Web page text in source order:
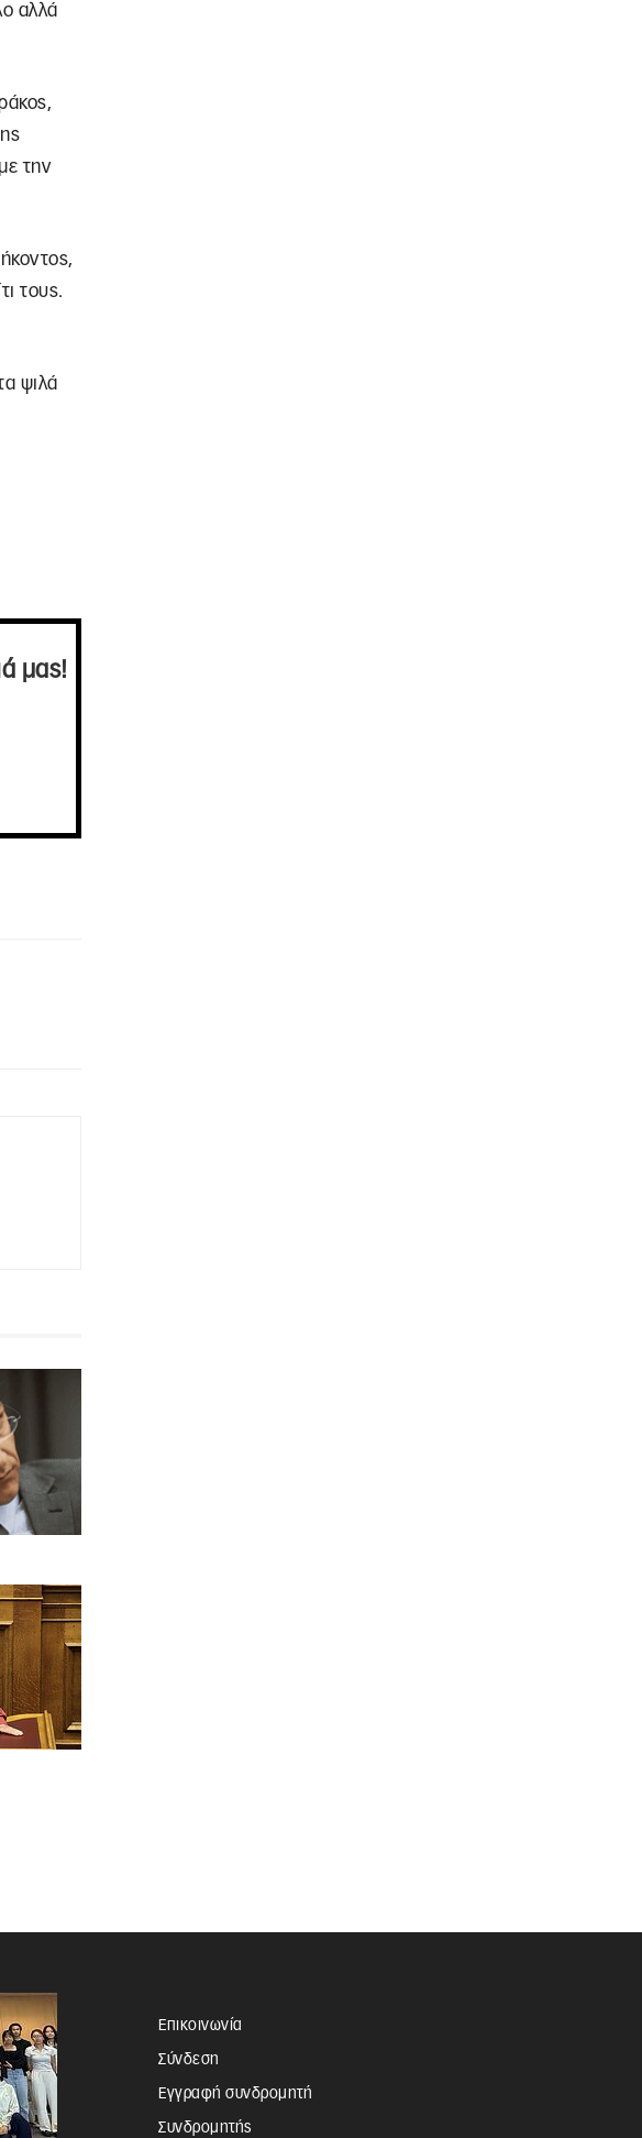
αλλά
την
τους.
ψιλά
μας!
Επικοινωνία
Σύνδεση
Εγγραφή συνδρομητή
Συνδρομητής